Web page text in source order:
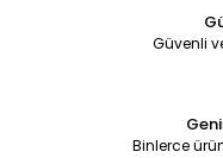
Güvenli
Binlerce